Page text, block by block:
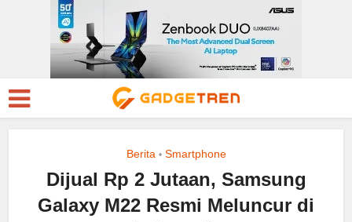
Berita • Smartphone
Dijual Rp 2 Jutaan, Samsung
Galaxy M22 Resmi Meluncur di